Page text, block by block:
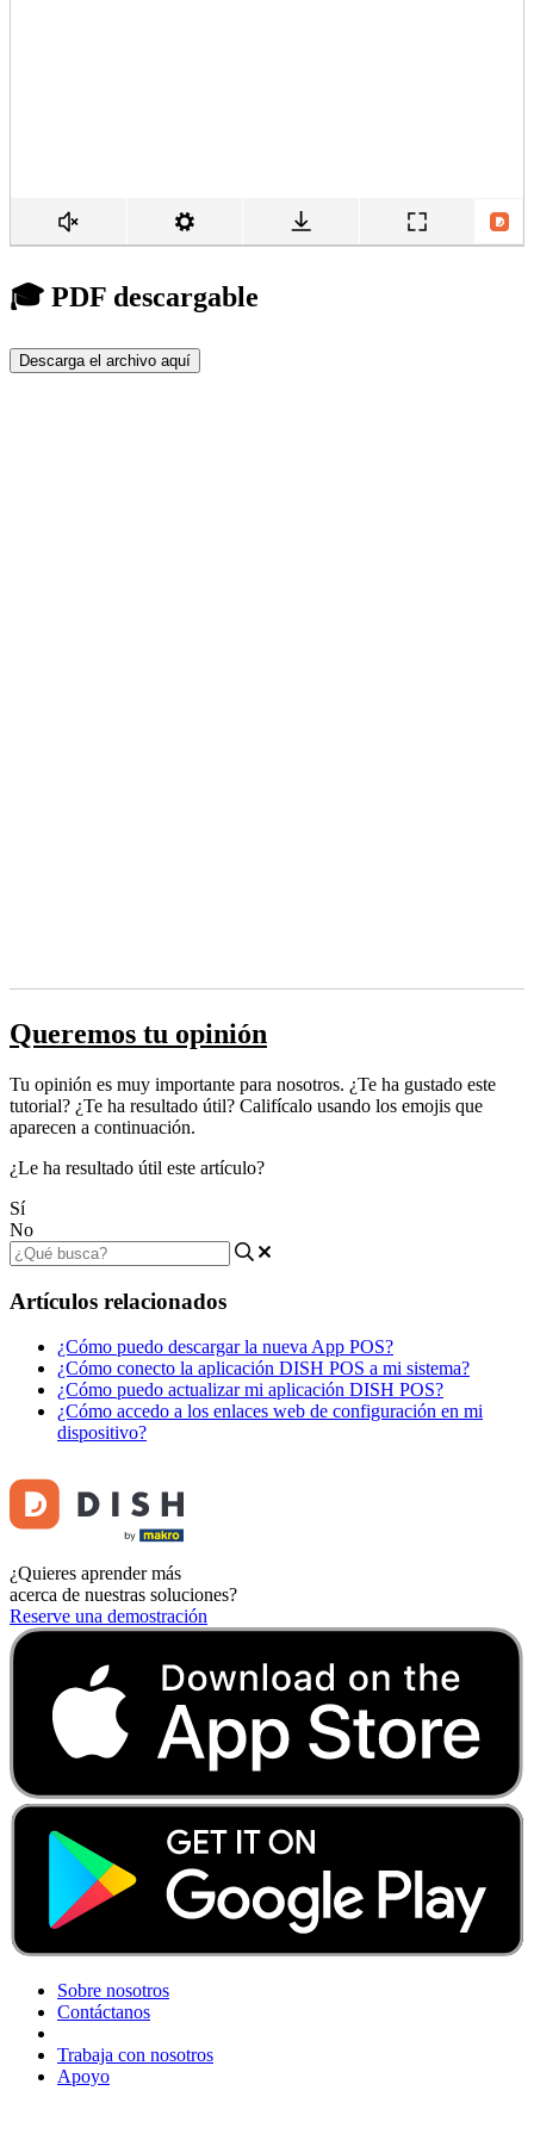
🎓 PDF descargable
Descarga el archivo aquí
Queremos tu opinión
Tu opinión es muy importante para nosotros. ¿Te ha gustado este
tutorial? ¿Te ha resultado útil? Califícalo usando los emojis que
aparecen a continuación.
¿Le ha resultado útil este artículo?
Sí
No
Artículos relacionados
¿Cómo puedo descargar la nueva App POS?
¿Cómo conecto la aplicación DISH POS a mi sistema?
¿Cómo puedo actualizar mi aplicación DISH POS?
¿Cómo accedo a los enlaces web de configuración en mi
dispositivo?
¿Quieres aprender más
acerca de nuestras soluciones?
Reserve una demostración
Sobre nosotros
Contáctanos
Trabaja con nosotros
Apoyo